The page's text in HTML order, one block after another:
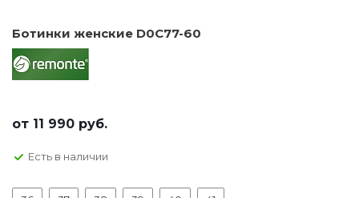
Ботинки женские D0C77-60
от 11 990 руб.
Есть в наличии